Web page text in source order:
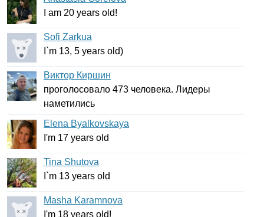
am 20 years old!
Sofi Zarkua
`m 13, 5 years old)
Виктор Киршин
проголосовало 473 человека. Лидеры
наметились
Elena Byalkovskaya
I'm 17 years old
Tina Shutova
`m 13 years old
Masha Karamnova
I'm 18 years old!